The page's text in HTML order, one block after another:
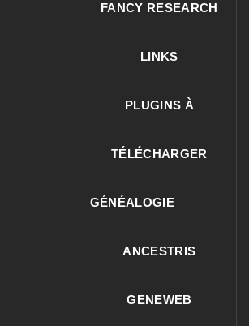
FANCY RESEARCH
LINKS
PLUGINS À
TÉLÉCHARGER
GÉNÉALOGIE
ANCESTRIS
GENEWEB